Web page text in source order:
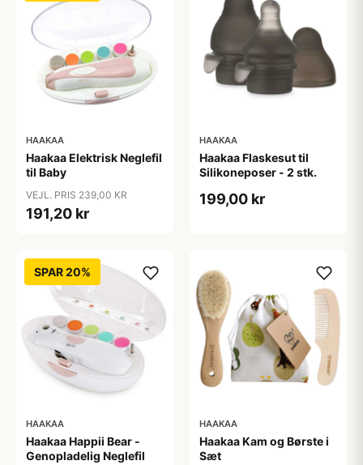
HAAKAA
Haakaa Elektrisk Neglefil
til Baby
VEJL. PRIS 239,00 KR
191,20 kr
HAAKAA
Haakaa Flaskesut til
Silikoneposer - 2 stk.
199,00 kr
SPAR 20%
HAAKAA
Haakaa Happii Bear -
Genopladelig Neglefil
HAAKAA
Haakaa Kam og Børste i
Sæt